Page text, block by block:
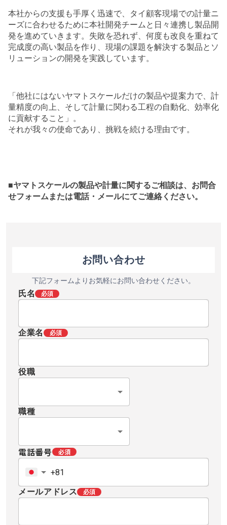
本社からの支援も手厚く迅速で、タイ顧客現場での計量ニ
ーズに合わせるために本社開発チームと日々連携し製品開
発を進めていきます。失敗を恐れず、何度も改良を重ねて
完成度の高い製品を作り、現場の課題を解決する製品とソ
リューションの開発を実践しています。
「他社にはないヤマトスケールだけの製品や提案力で、計
量精度の向上、そして計量に関わる工程の自動化、効率化
に貢献すること」。
それが我々の使命であり、挑戦を続ける理由です。
■ヤマトスケールの製品や計量に関するご相談は、お問合
せフォームまたは電話・メールにてご連絡ください。
お問い合わせ
下記フォームよりお気軽にお問い合わせください。
氏名 必須
企業名 必須
役職
職種
電話番号 必須
メールアドレス 必須